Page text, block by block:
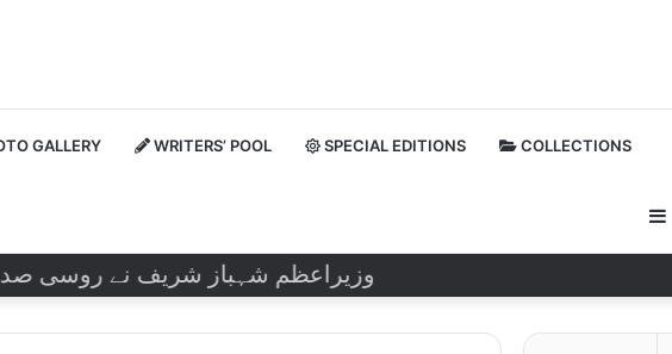
GALLERY WRITERS’ POOL SPECIAL EDITIONS COLLECTIONS
وزیراعظم شہباز شریف نے روسی صدر